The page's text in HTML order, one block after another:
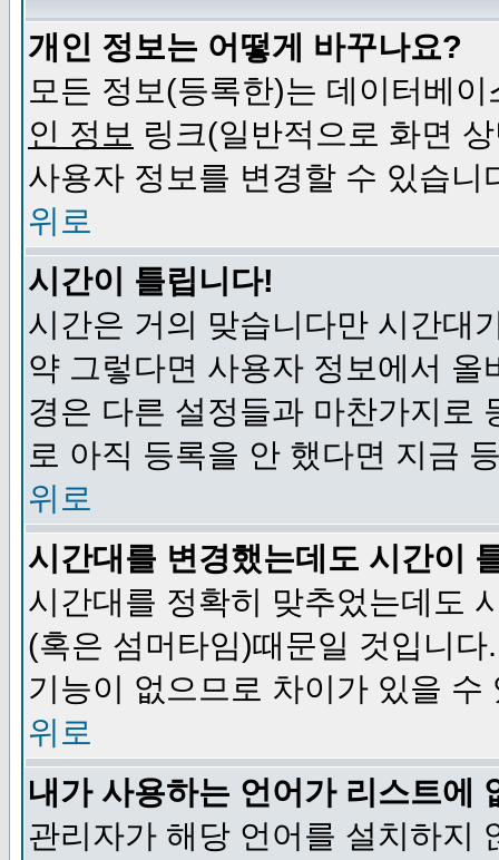
개인 정보는 어떻게 바꾸나요?
모든 정보(등록한)는 데이터베
인 정보 링크(일반적으로 화면
사용자 정보를 변경할 수 있습니
위로
시간이 틀립니다!
시간은 거의 맞습니다만 시간대
약 그렇다면 사용자 정보에서
경은 다른 설정들과 마찬가지로
로 아직 등록을 안 했다면 지금
위로
시간대를 변경했는데도 시간이
시간대를 정확히 맞추었는데도
(혹은 섬머타임)때문일 것입니
기능이 없으므로 차이가 있을 수
위로
내가 사용하는 언어가 리스트에
관리자가 해당 언어를 설치하지